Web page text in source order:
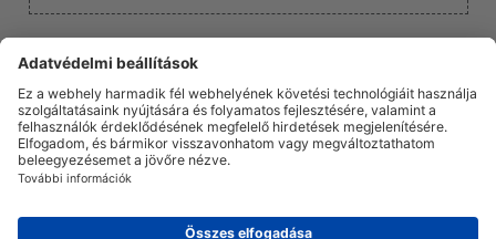
Süti beállítások
Kapunk egy jutalékot, ha a linkjeinken keresztül vásárol
RólunkHírekInformációAdatvédelmi politikaJogi